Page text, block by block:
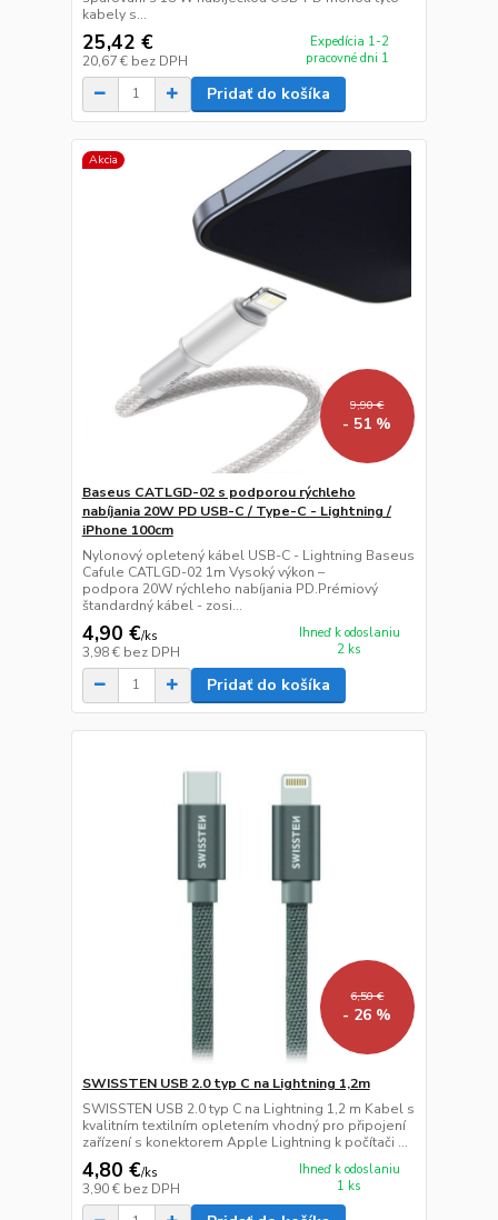
kabely s...
25,42 €
20,67 € bez DPH
Expedícia 1-2
pracovné dni 1
Pridať do košíka
Akcia
9,90 €
- 51 %
Baseus CATLGD-02 s podporou rýchleho
nabíjania 20W PD USB-C / Type-C - Lightning /
iPhone 100cm
Nylonový opletený kábel USB-C - Lightning Baseus
Cafule CATLGD-02 1m Vysoký výkon –
podpora 20W rýchleho nabíjania PD.Prémiový
štandardný kábel - zosi...
4,90 €/ks
3,98 € bez DPH
Ihneď k odoslaniu
2 ks
Pridať do košíka
6,50 €
- 26 %
SWISSTEN USB 2.0 typ C na Lightning 1,2m
SWISSTEN USB 2.0 typ C na Lightning 1,2 m Kabel s
kvalitním textilním opletením vhodný pro připojení
zařízení s konektorem Apple Lightning k počítači ...
4,80 €/ks
3,90 € bez DPH
Ihneď k odoslaniu
1 ks